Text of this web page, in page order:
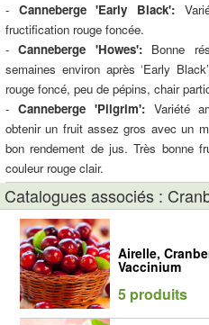
- Canneberge 'Early Black':
fructification rouge foncée.
-Canneberge 'Howes':Bonne
semaines environ après ‘Early
rouge foncé, peu de pépins, chair
- Canneberge 'Pilgrim':Variété
obtenir un fruit assez gros avec un
bon rendement de jus. Très bonne
couleur rouge clair.
Catalogues associés :
Airelle,
Vaccinium
5 produits